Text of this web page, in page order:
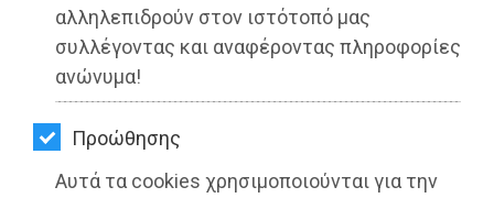
αλληλεπιδρούν στον ιστότοπό μας
συλλέγοντας και αναφέροντας πληροφορίες
ανώνυμα!
Προώθησης
Αυτά τα cookies χρησιμοποιούνται για την
ΕΞΟΔΟΣ
ΠΕΡΙΒΑΛΛΟΝ
ΚΑΤΟΙΚΙΔΙΟ
ΑΓΓΕΛΙΕΣ
Χειρουργική Καταρράκτη